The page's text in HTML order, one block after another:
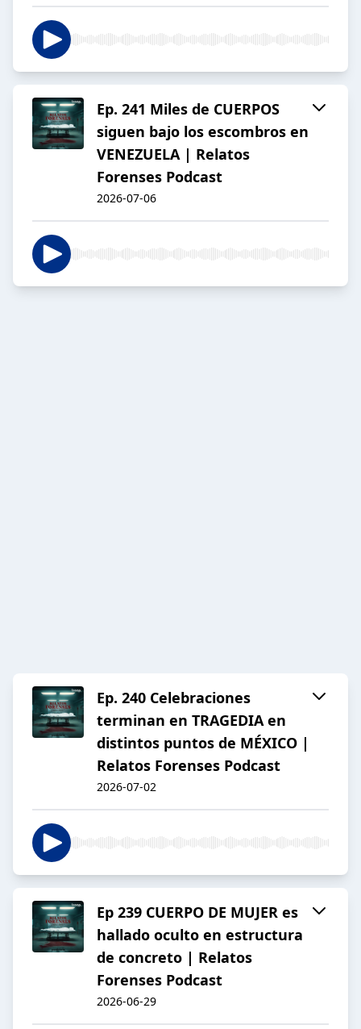
Ep. 241 Miles de CUERPOS
siguen bajo los escombros en
VENEZUELA | Relatos
Forenses Podcast
2026-07-06
Ep. 240 Celebraciones
terminan en TRAGEDIA en
distintos puntos de MÉXICO |
Relatos Forenses Podcast
2026-07-02
Ep 239 CUERPO DE MUJER es
hallado oculto en estructura
de concreto | Relatos
Forenses Podcast
2026-06-29